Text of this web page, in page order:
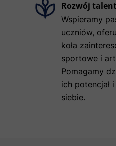
Wspieramy
uczniów,
koła
sportowe i
Pomagamy
ich potencjał
siebie.
Rozwój